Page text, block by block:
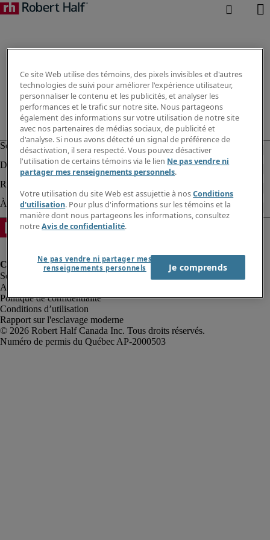
Alerte à la fraude
Politique de confidentialité
Conditions d’utilisation
Rapport sur l'esclavage moderne
Robert Half Canada Inc. Tous droits réservés.
Ce site Web utilise des témoins, des pixels invisibles et d'autres
technologies de suivi pour améliorer l'expérience utilisateur,
personnaliser le contenu et les publicités, et analyser les
performances et le trafic sur notre site. Nous partageons
également des informations sur votre utilisation de notre site
avec nos partenaires de médias sociaux, de publicité et
d'analyse. Si nous avons détecté un signal de préférence de
désactivation, il sera respecté. Vous pouvez désactiver
l'utilisation de certains témoins via le lien Ne pas vendre ni
partager mes renseignements personnels.
Votre utilisation du site Web est assujettie à nosConditions
d'utilisation. Pour plus d'informations sur les témoins et la
manière dont nous partageons les informations, consultez
notreAvis de confidentialité.
Ne pas vendre ni partager mes
renseignements personnels
Je comprends